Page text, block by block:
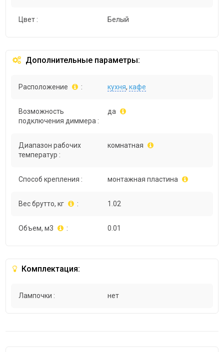
Цвет : Белый
Дополнительные параметры:
Расположение : кухня,кафе
Возможность
подключения диммера :
да
Диапазон рабочих
температур :
комнатная
Способ крепления : монтажная пластина
Вес брутто, кг : 1.02
Объем, м3 : 0.01
Комплектация:
Лампочки : нет